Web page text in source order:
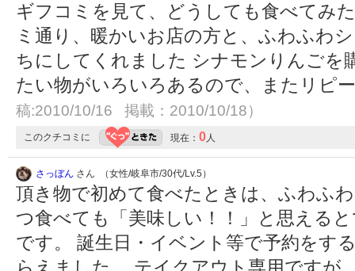
ギフコミを見て、どうしても食べてみ
ミ通り、暖かいお店の方と、ふわふわ
ちにしてくれました シナモンりんごを
たい物がいろいろあるので、またリピ
稿:2010/10/16 掲載：2010/10/18）
このクチコミに 現在： 0人
さっぼん さん （女性/岐阜市/30代/Lv.5）
頂き物で初めて食べたときは、ふわふ
つ食べても「美味しい！！」と思える
です。 誕生日・イベント等で予約をす